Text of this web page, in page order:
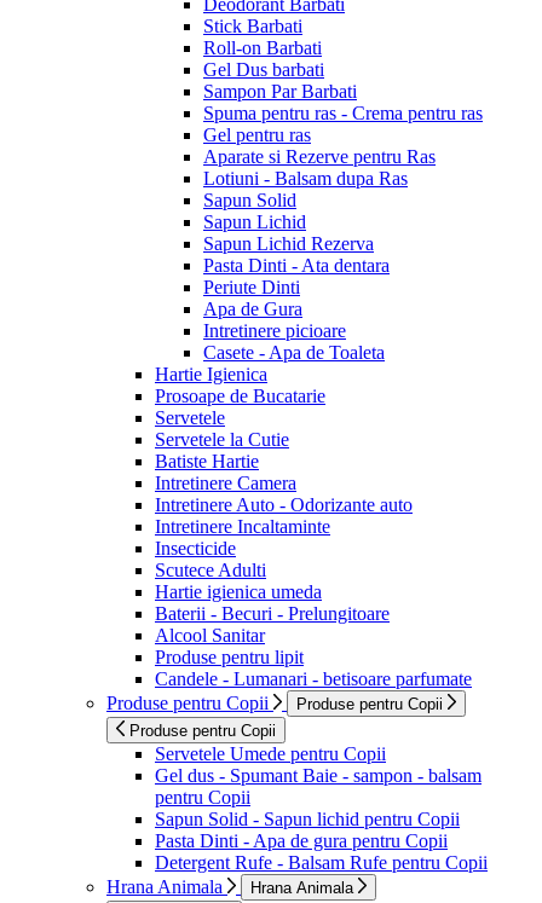
Stick Barbati
Roll-on Barbati
Gel Dus barbati
Sampon Par Barbati
Spuma pentru ras - Crema pentru ras
Gel pentru ras
Aparate si Rezerve pentru Ras
Lotiuni - Balsam dupa Ras
Sapun Solid
Sapun Lichid
Sapun Lichid Rezerva
Pasta Dinti - Ata dentara
Periute Dinti
Apa de Gura
Intretinere picioare
Casete - Apa de Toaleta
Hartie Igienica
Prosoape de Bucatarie
Servetele
Servetele la Cutie
Batiste Hartie
Intretinere Camera
Intretinere Auto - Odorizante auto
Intretinere Incaltaminte
Insecticide
Scutece Adulti
Hartie igienica umeda
Baterii - Becuri - Prelungitoare
Alcool Sanitar
Produse pentru lipit
Candele - Lumanari - betisoare parfumate
Produse pentru Copii
Produse pentru Copii
Produse pentru Copii
Servetele Umede pentru Copii
Gel dus - Spumant Baie - sampon - balsam
pentru Copii
Sapun Solid - Sapun lichid pentru Copii
Pasta Dinti - Apa de gura pentru Copii
Detergent Rufe - Balsam Rufe pentru Copii
Hrana Animala
Hrana Animala